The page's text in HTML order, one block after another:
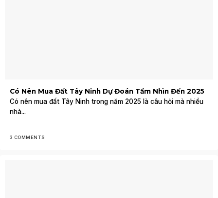
Có Nên Mua Đất Tây Ninh Dự Đoán Tầm Nhìn Đến 2025
Có nên mua đất Tây Ninh trong năm 2025 là câu hỏi mà nhiều
nhà...
3 COMMENTS